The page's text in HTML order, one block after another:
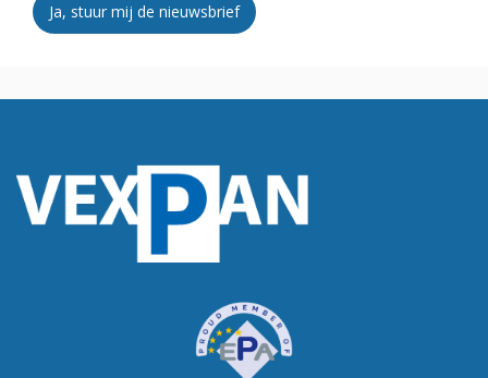
Ja, stuur mij de nieuwsbrief